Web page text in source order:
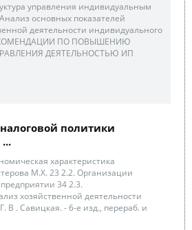
управления индивидуальным
основных показателей
деятельности индивидуального
ПО ПОВЫШЕНИЮ
ДЕЯТЕЛЬНОСТЬЮ ИП
политики
характеристика
М.Х. 23 2.2. Организации
34 2.3.
хозяйственной деятельности
В . Савицкая. - 6-е изд., перераб. и